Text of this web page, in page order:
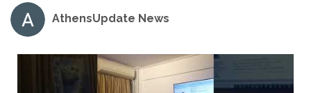
AthensUpdate News